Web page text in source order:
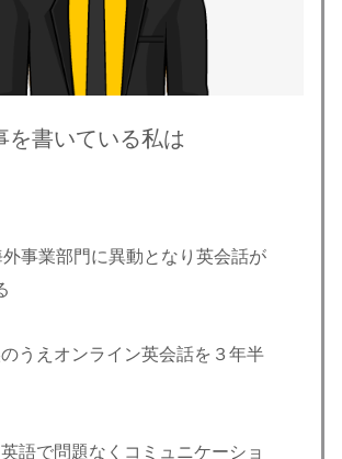
を書いている私は
事業部門に異動となり英会話が
うえオンライン英会話を３年半
語で問題なくコミュニケーショ